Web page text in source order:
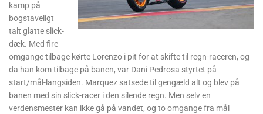
kamp på
bogstaveligt
talt glatte slick-
dæk. Med fire
omgange tilbage kørte Lorenzo i pit for at skifte til regn-raceren, og
da han kom tilbage på banen, var Dani Pedrosa styrtet på
start/mål-langsiden. Marquez satsede til gengæld alt og blev på
banen med sin slick-racer i den silende regn. Men selv en
verdensmester kan ikke gå på vandet, og to omgange fra mål